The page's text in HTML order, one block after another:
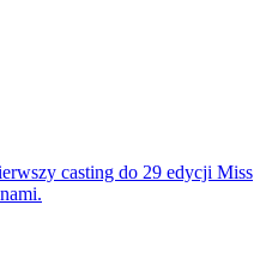
casting do 29 edycji Miss